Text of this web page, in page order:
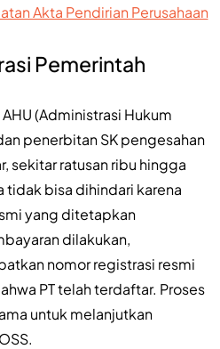
Akta Pendirian Perusahaan
Pemerintah
(Administrasi Hukum
penerbitan SK pengesahan
sekitar ratusan ribu hingga
tidak bisa dihindari karena
yang ditetapkan
dilakukan,
nomor registrasi resmi
PT telah terdaftar. Proses
untuk melanjutkan